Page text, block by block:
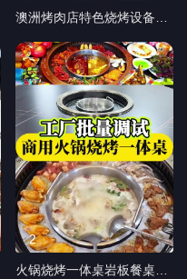
澳洲烤肉店特色烧烤设备商
烤桌子完工测试 岩板玫瑰金
色包边桌面，黑色铁桌脚 烤
炉档位自由调节商用稳定出
餐 风机系统简单易维护，适
合海内外各类烤肉店 桌椅整
套、尺寸电压均可定制！ #
烧烤桌厂家 #烤肉桌 #烧烤
桌 #烧烤桌商用 #餐饮家具
2
火锅烧烤一体桌岩板餐桌火